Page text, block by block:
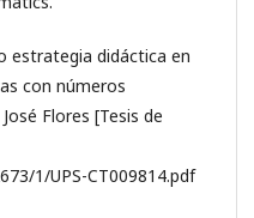
estrategia didáctica en
con números
Flores [Tesis de
1/UPS-CT009814.pdf